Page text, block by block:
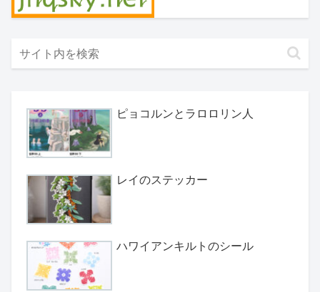
ピョコルンとラロロリン人
レイのステッカー
ハワイアンキルトのシール